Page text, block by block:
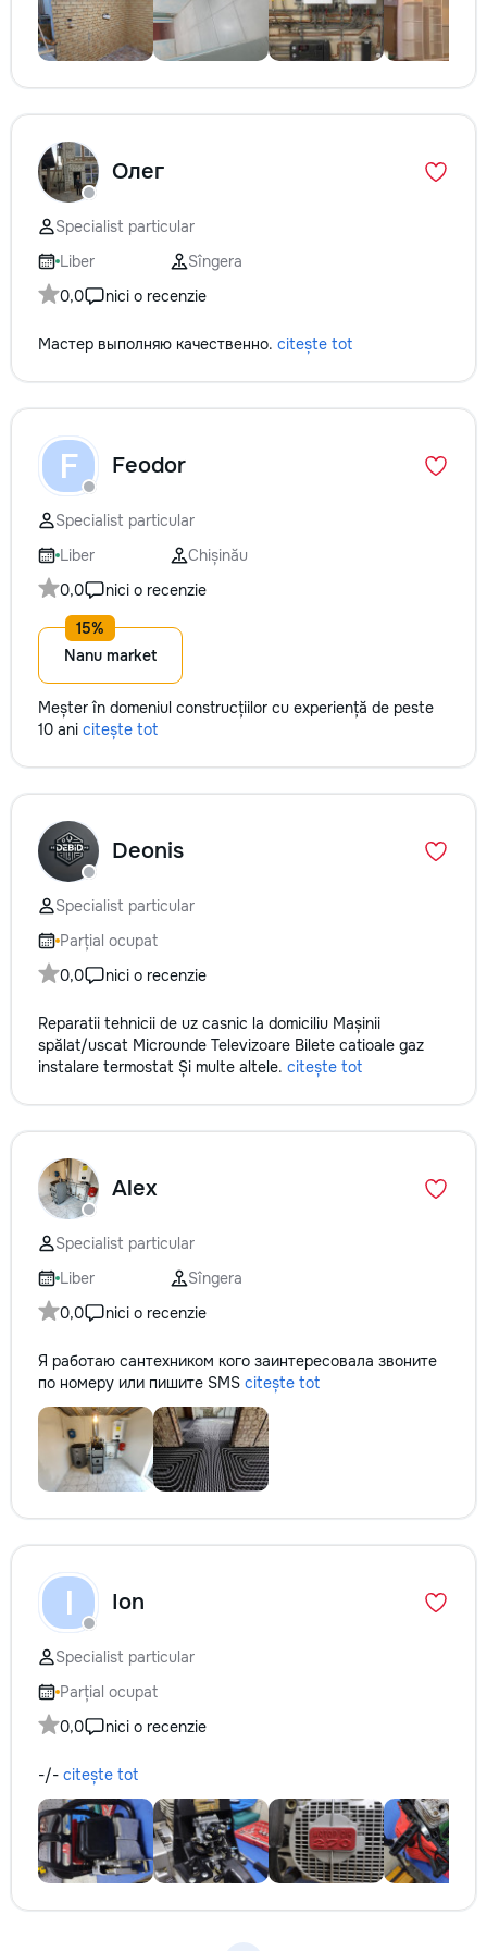
Олег
Specialist particular
Liber
Sîngera
0,0
nici o recenzie
Мастер выполняю качественно. citește tot
F Feodor
Specialist particular
Liber
Chișinău
0,0
nici o recenzie
Nanu market
Meșter în domeniul construcțiilor cu experiență de peste
10 ani citește tot
Deonis
Specialist particular
Parțial ocupat
0,0
nici o recenzie
Reparatii tehnicii de uz casnic la domiciliu Mașinii
spălat/uscat Microunde Televizoare Bilete catioale gaz
instalare termostat Și multe altele. citește tot
Alex
Specialist particular
Liber
Sîngera
0,0
nici o recenzie
Я работаю сантехником кого заинтересовала звоните
по номеру или пишите SMS citește tot
I Ion
Specialist particular
Parțial ocupat
0,0
nici o recenzie
-/- citește tot